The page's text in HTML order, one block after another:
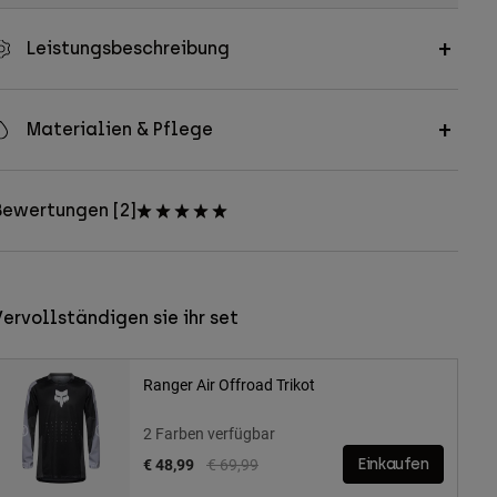
Leistungsbeschreibung
Materialien & Pflege
[2]
sie ihr set
Ranger Air Offroad Trikot
2 Farben verfügbar
Price reduced from
€ 69,99to
€ 48,99 Einkaufen